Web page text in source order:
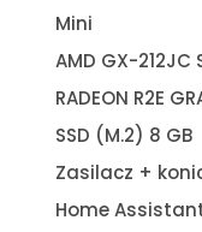
Mini
AMD GX-212JC
RADEON R2E
SSD (M.2) 8 GB
Zasilacz +
Home